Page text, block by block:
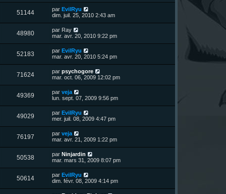
e
s
a
g
e
s
r
m
e
s
s
a
g
e
u
s
i
e
r
m
e
s
s
a
g
e
51144V
u
s
D
e
i
e
r
m
e
s
s
a
g
e
par EvilRyu
dim. juil. 25, 2010 2:43 am
48980V
u
s
D
e
i
e
r
m
e
s
s
a
g
e
par Ray
mar. avr. 20, 2010 9:22 pm
52183V
u
s
D
e
i
e
r
m
e
s
s
a
g
e
par EvilRyu
mar. avr. 20, 2010 5:24 pm
71624V
u
s
D
e
i
e
r
m
e
s
s
a
g
e
par psychogore
mar. oct. 06, 2009 12:02 pm
49369V
u
s
D
e
i
e
r
m
e
s
s
a
g
e
par veja
lun. sept. 07, 2009 9:56 pm
49029V
u
s
D
e
i
e
r
m
e
s
s
a
g
e
par EvilRyu
mer. juil. 08, 2009 4:47 pm
76197V
u
s
D
e
i
e
r
m
e
s
par veja
mar. avr. 21, 2009 1:22 pm
50538V
u
D
e
i
e
r
par Ninjardin
mar. mars 31, 2009 8:07 pm
50614V
u
D
e
par EvilRyu
dim. févr. 08, 2009 4:14 pm